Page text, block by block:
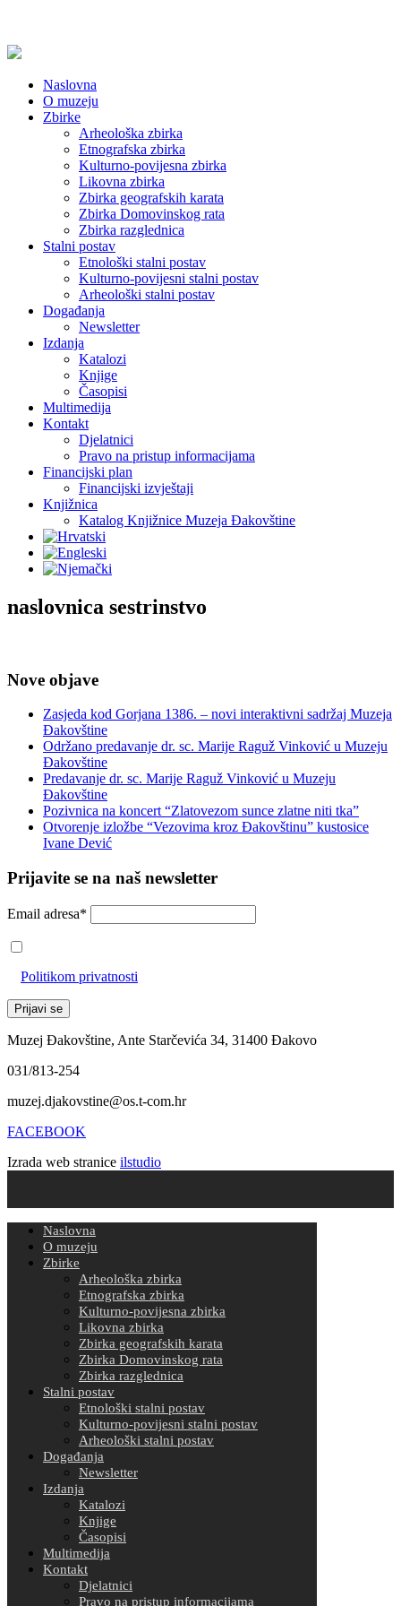
Naslovna
O muzeju
Zbirke
Arheološka zbirka
Etnografska zbirka
Kulturno-povijesna zbirka
Likovna zbirka
Zbirka geografskih karata
Zbirka Domovinskog rata
Zbirka razglednica
Stalni postav
Etnološki stalni postav
Kulturno-povijesni stalni postav
Arheološki stalni postav
Događanja
Newsletter
Izdanja
Katalozi
Knjige
Časopisi
Multimedija
Kontakt
Djelatnici
Pravo na pristup informacijama
Financijski plan
Financijski izvještaji
Knjižnica
Katalog Knjižnice Muzeja Đakovštine
naslovnica sestrinstvo
Nove objave
Zasjeda kod Gorjana 1386. – novi interaktivni sadržaj Muzeja
Đakovštine
Održano predavanje dr. sc. Marije Raguž Vinković u Muzeju
Đakovštine
Predavanje dr. sc. Marije Raguž Vinković u Muzeju
Đakovštine
Pozivnica na koncert “Zlatovezom sunce zlatne niti tka”
Otvorenje izložbe “Vezovima kroz Đakovštinu” kustosice
Ivane Dević
Prijavite se na naš newsletter
Email adresa*
Politikom privatnosti
Muzej Đakovštine, Ante Starčevića 34, 31400 Đakovo
031/813-254
muzej.djakovstine@os.t-com.hr
FACEBOOK
Izrada web stranice ilstudio
Naslovna
O muzeju
Zbirke
Arheološka zbirka
Etnografska zbirka
Kulturno-povijesna zbirka
Likovna zbirka
Zbirka geografskih karata
Zbirka Domovinskog rata
Zbirka razglednica
Stalni postav
Etnološki stalni postav
Kulturno-povijesni stalni postav
Arheološki stalni postav
Događanja
Newsletter
Izdanja
Katalozi
Knjige
Časopisi
Multimedija
Kontakt
Djelatnici
Pravo na pristup informacijama